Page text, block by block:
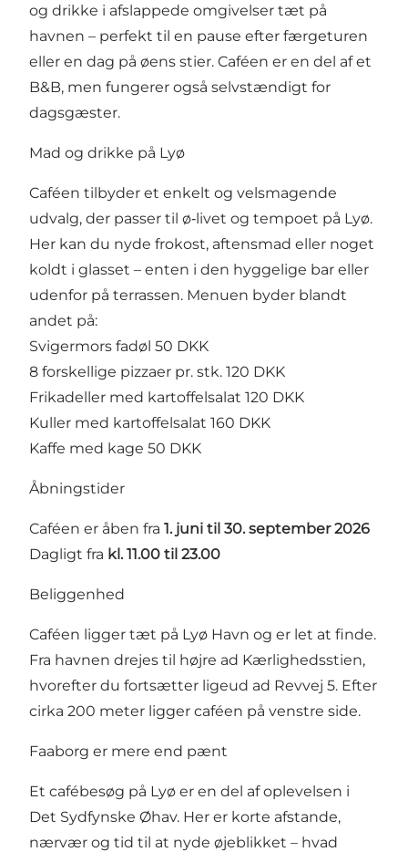
og drikke i afslappede omgivelser tæt på
havnen – perfekt til en pause efter færgeturen
eller en dag på øens stier. Caféen er en del af et
B&B, men fungerer også selvstændigt for
dagsgæster.
Mad og drikke på Lyø
Caféen tilbyder et enkelt og velsmagende
udvalg, der passer til ø‑livet og tempoet på Lyø.
Her kan du nyde frokost, aftensmad eller noget
koldt i glasset – enten i den hyggelige bar eller
udenfor på terrassen. Menuen byder blandt
andet på:
Svigermors fadøl 50 DKK
8 forskellige pizzaer pr. stk. 120 DKK
Frikadeller med kartoffelsalat 120 DKK
Kuller med kartoffelsalat 160 DKK
Kaffe med kage 50 DKK
Åbningstider
Caféen er åben fra 1. juni til 30. september 2026
Dagligt fra kl. 11.00 til 23.00
Beliggenhed
Caféen ligger tæt på Lyø Havn og er let at finde.
Fra havnen drejes til højre ad Kærlighedsstien,
hvorefter du fortsætter ligeud ad Revvej 5. Efter
cirka 200 meter ligger caféen på venstre side.
Faaborg er mere end pænt
Et cafébesøg på Lyø er en del af oplevelsen i
Det Sydfynske Øhav. Her er korte afstande,
nærvær og tid til at nyde øjeblikket – hvad